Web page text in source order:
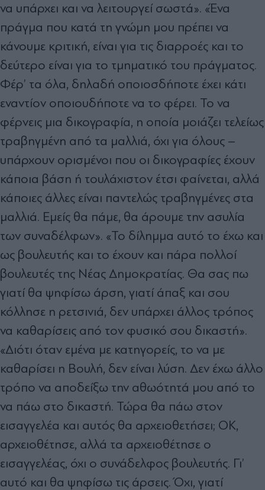
να υπάρχει και να λειτουργεί σωστά». «Ένα
πράγμα που κατά τη γνώμη μου πρέπει να
κάνουμε κριτική, είναι για τις διαρροές και το
δεύτερο είναι για το τμηματικό του πράγματος.
Φέρ’ τα όλα, δηλαδή οποιοσδήποτε έχει κάτι
εναντίον οποιουδήποτε να το φέρει. Το να
φέρνεις μια δικογραφία, η οποία μοιάζει τελείως
τραβηγμένη από τα μαλλιά, όχι για όλους –
υπάρχουν ορισμένοι που οι δικογραφίες έχουν
κάποια βάση ή τουλάχιστον έτσι φαίνεται, αλλά
κάποιες άλλες είναι παντελώς τραβηγμένες στα
μαλλιά. Εμείς θα πάμε, θα άρουμε την ασυλία
των συναδέλφων». «Το δίλημμα αυτό το έχω και
ως βουλευτής και το έχουν και πάρα πολλοί
βουλευτές της Νέας Δημοκρατίας. Θα σας πω
γιατί θα ψηφίσω άρση, γιατί άπαξ και σου
κόλλησε η ρετσινιά, δεν υπάρχει άλλος τρόπος
να καθαρίσεις από τον φυσικό σου δικαστή».
«Διότι όταν εμένα με κατηγορείς, το να με
καθαρίσει η Βουλή, δεν είναι λύση. Δεν έχω άλλο
τρόπο να αποδείξω την αθωότητά μου από το
να πάω στο δικαστή. Τώρα θα πάω στον
εισαγγελέα και αυτός θα αρχειοθετήσει; ΟΚ,
αρχειοθέτησε, αλλά τα αρχειοθέτησε ο
εισαγγελέας, όχι ο συνάδελφος βουλευτής. Γι’
αυτό και θα ψηφίσω τις άρσεις. Όχι, γιατί